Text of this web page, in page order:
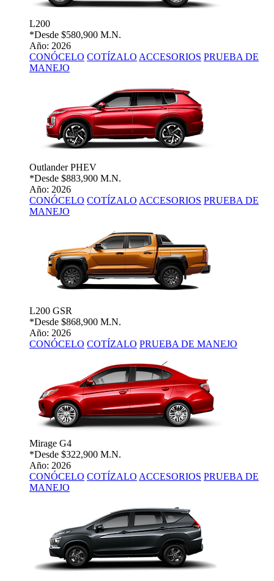
L200
*Desde $580,900 M.N.
Año: 2026
CONÓCELO COTÍZALO ACCESORIOS PRUEBA DE
MANEJO
Outlander PHEV
*Desde $883,900 M.N.
Año: 2026
CONÓCELO COTÍZALO ACCESORIOS PRUEBA DE
MANEJO
L200 GSR
*Desde $868,900 M.N.
Año: 2026
CONÓCELO COTÍZALO PRUEBA DE MANEJO
Mirage G4
*Desde $322,900 M.N.
Año: 2026
CONÓCELO COTÍZALO ACCESORIOS PRUEBA DE
MANEJO